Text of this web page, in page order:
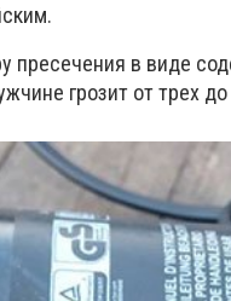
пресечения в виде
грозит от трех